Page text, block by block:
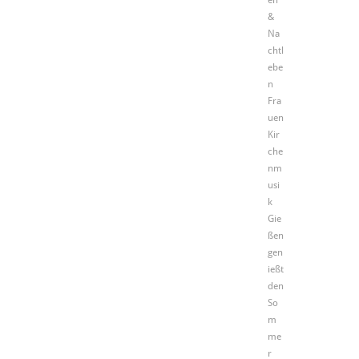
&
Na
chtl
ebe
n
Fra
uen
Kir
che
nm
usi
k
Gie
ßen
gen
ießt
den
So
m
me
r